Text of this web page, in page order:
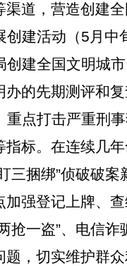
道，营造创建全
创建活动（5月中
创建全国文明城
的先期测评和
重点打击严重刑
标。 在连续几
三捆绑”侦破破
加强登记上牌、
抢一盗”、电信
，切实维护群